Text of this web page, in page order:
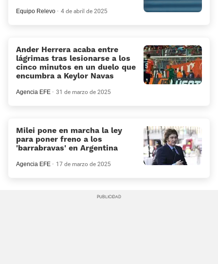
Equipo Relevo 4 de abril de 2025
Ander Herrera acaba entre
lágrimas tras lesionarse a los
cinco minutos en un duelo que
encumbra a Keylor Navas
Agencia EFE 31 de marzo de 2025
Milei pone en marcha la ley
para poner freno a los
'barrabravas' en Argentina
Agencia EFE 17 de marzo de 2025